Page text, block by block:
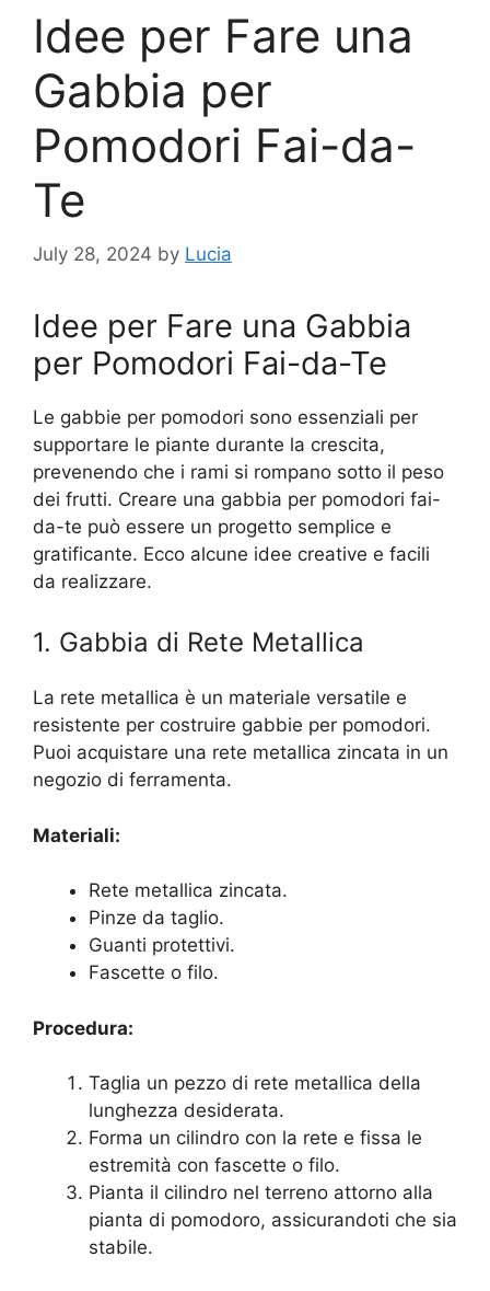
Idee per Fare una
Gabbia per
Pomodori Fai-da-
Te
July 28, 2024 by Lucia
Idee per Fare una Gabbia
per Pomodori Fai-da-Te
Le gabbie per pomodori sono essenziali per
supportare le piante durante la crescita,
prevenendo che i rami si rompano sotto il peso
dei frutti. Creare una gabbia per pomodori fai-
da-te può essere un progetto semplice e
gratificante. Ecco alcune idee creative e facili
da realizzare.
1. Gabbia di Rete Metallica
La rete metallica è un materiale versatile e
resistente per costruire gabbie per pomodori.
Puoi acquistare una rete metallica zincata in un
negozio di ferramenta.
Materiali:
Rete metallica zincata.
Pinze da taglio.
Guanti protettivi.
Fascette o filo.
Procedura:
Taglia un pezzo di rete metallica della
lunghezza desiderata.
Forma un cilindro con la rete e fissa le
estremità con fascette o filo.
Pianta il cilindro nel terreno attorno alla
pianta di pomodoro, assicurandoti che sia
stabile.